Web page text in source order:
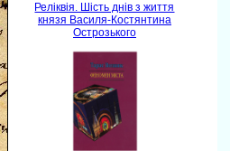
Реліквія. Шість днів з життя
князя Василя-Костянтина
Острозького